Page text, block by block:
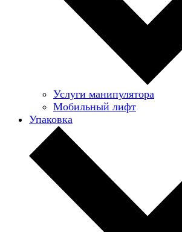
Услуги манипулятора
Мобильный лифт
Упаковка